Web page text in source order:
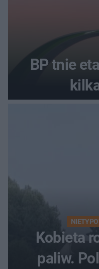
BP tnie
Kobieta
paliw.